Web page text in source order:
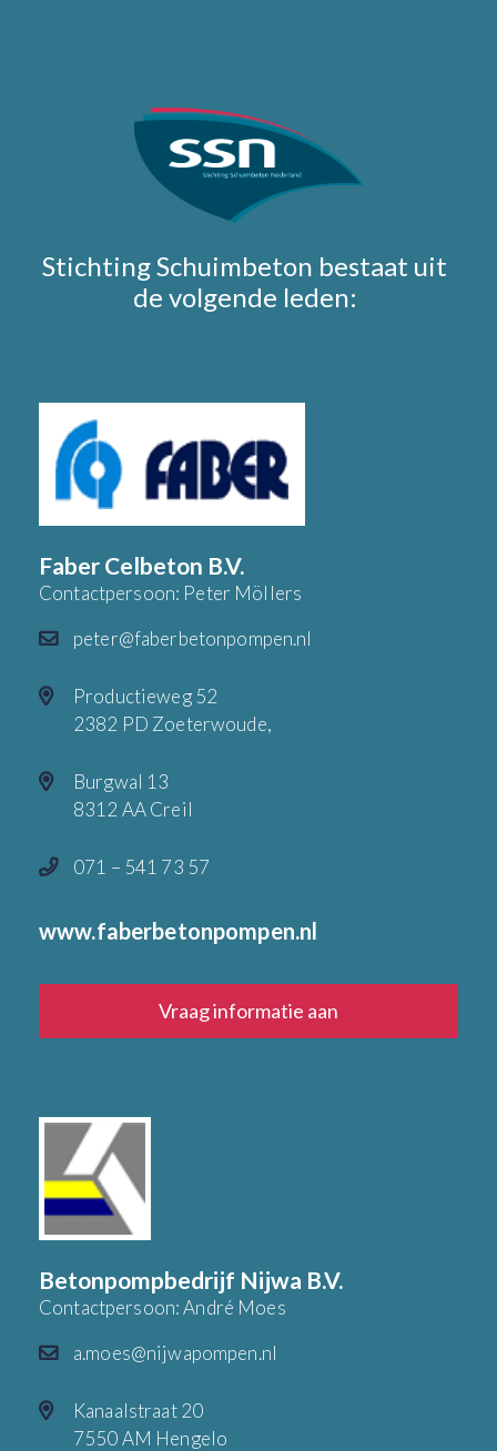
Stichting Schuimbeton bestaat uit
de volgende leden:
Faber Celbeton B.V.
Contactpersoon: Peter Möllers
peter@faberbetonpompen.nl
Productieweg 52
2382 PD Zoeterwoude,
Burgwal 13
8312 AA Creil
071 – 541 73 57
www.faberbetonpompen.nl
Vraag informatie aan
Betonpompbedrijf Nijwa B.V.
Contactpersoon: André Moes
a.moes@nijwapompen.nl
Kanaalstraat 20
7550 AM Hengelo